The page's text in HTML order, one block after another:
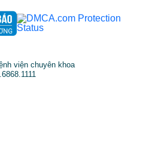
viện chuyên khoa